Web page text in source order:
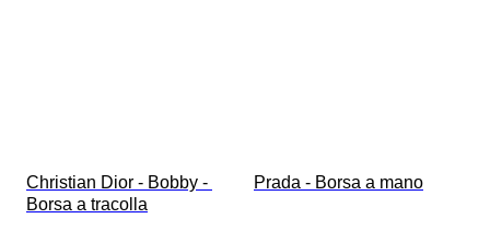
Christian Dior - Bobby -
Borsa a tracolla
Prada - Borsa a mano